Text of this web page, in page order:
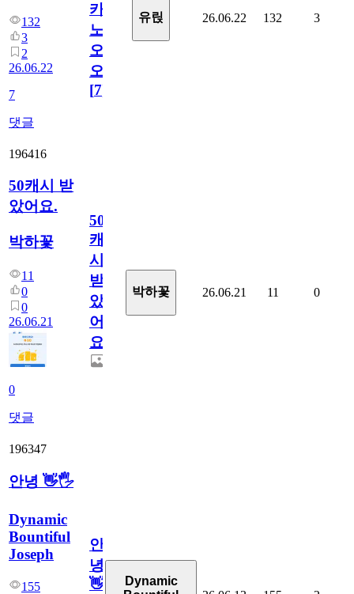
132
3
2
26.06.22
7
댓글
카
노
오
오!
[7]
유릱 26.06.22 132 3
196416
50캐시 받
았어요.
박하꽃
11
0
0
26.06.21
0
댓글
50
캐
시
받
았
어
요.
박하꽃 26.06.21 11 0
196347
안녕 👋🖐
Dynamic
Bountiful
Joseph
155
안
녕
👋
Dynamic